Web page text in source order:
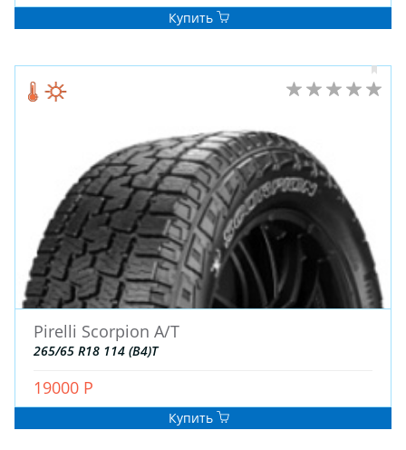
Купить
Pirelli Scorpion A/T
265/65 R18 114 (B4)T
19000 Р
Купить